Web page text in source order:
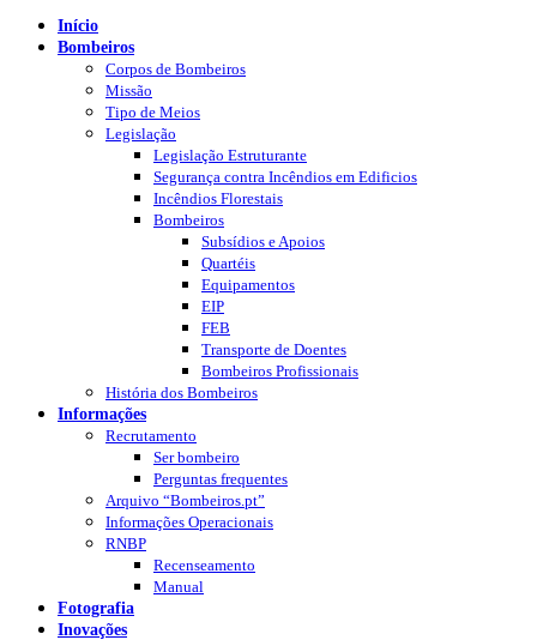
Início
Bombeiros
Corpos de Bombeiros
Missão
Tipo de Meios
Legislação
Legislação Estruturante
Segurança contra Incêndios em Edificios
Incêndios Florestais
Bombeiros
Subsídios e Apoios
Quartéis
Equipamentos
EIP
FEB
Transporte de Doentes
Bombeiros Profissionais
História dos Bombeiros
Informações
Recrutamento
Ser bombeiro
Perguntas frequentes
Arquivo “Bombeiros.pt”
Informações Operacionais
RNBP
Recenseamento
Manual
Fotografia
Inovações